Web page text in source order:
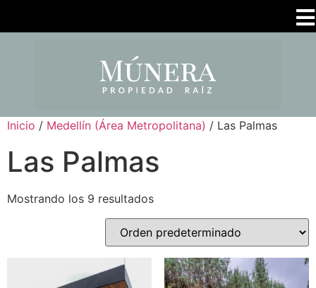
Inicio / Medellín (Área Metropolitana) / Las Palmas
Las Palmas
Mostrando los 9 resultados